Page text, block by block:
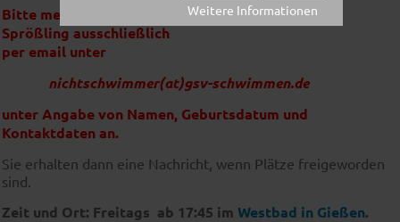
Bitte melden Sie Ihren
Sprößling ausschließlich
per email unter
nichtschwimmer(at)gsv-schwimmen.de
unter Angabe von Namen, Geburtsdatum und
Kontaktdaten an.
Sie erhalten dann eine Nachricht, wenn Plätze freigeworden
sind.
Zeit und Ort: Freitags ab 17:45 im Westbad in Gießen.
Weitere Informationen